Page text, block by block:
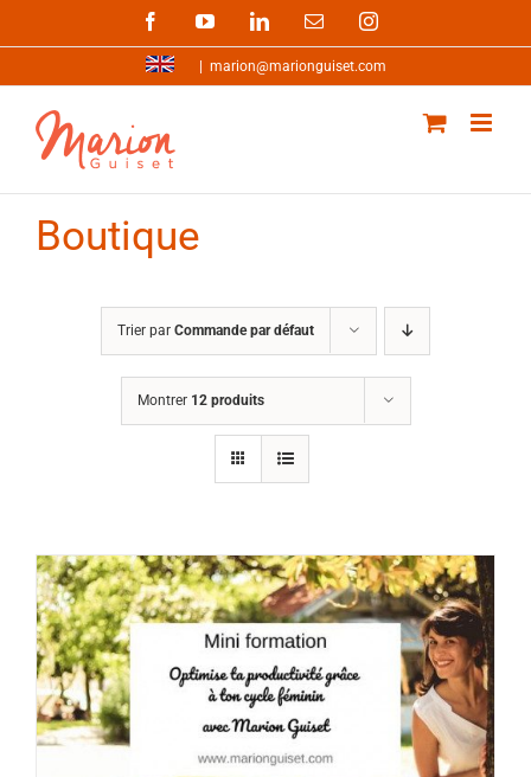
FacebookYouTubeLinkedInEmail Instagram
marion@marionguiset.com
Boutique
Trier par Commande par défaut
Montrer 12 produits